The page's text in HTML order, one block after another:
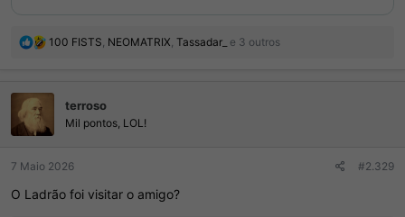
R
ç
s
100 FISTS, NEOMATRIX, Tassadar_ e 3 outros
terroso
Mil pontos, LOL!
7 Maio 2026 #2.329
O Ladrão foi visitar o amigo?